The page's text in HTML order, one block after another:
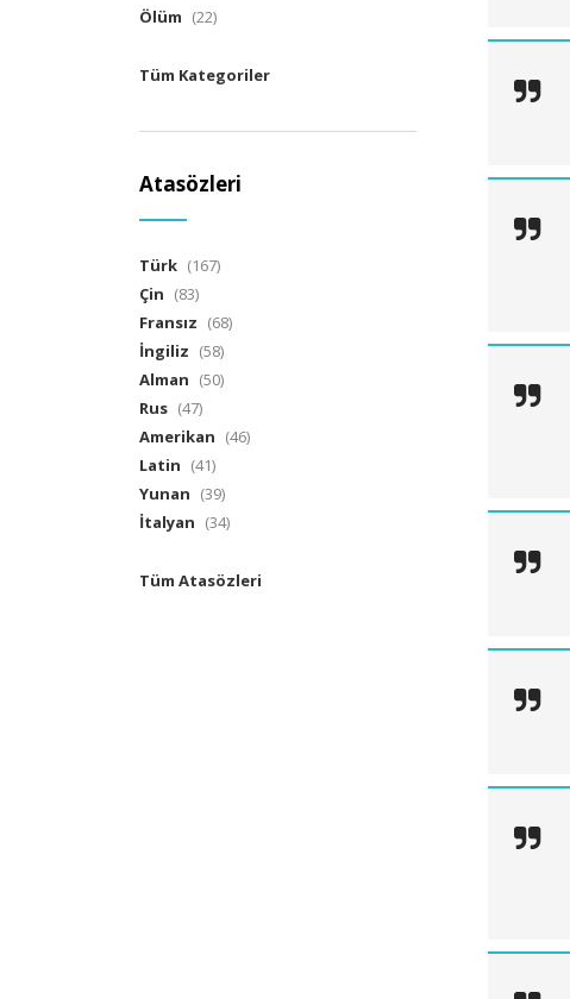
Ölüm (22)
Tüm Kategoriler
Atasözleri
Türk (167)
Çin (83)
Fransız (68)
İngiliz (58)
Alman (50)
Rus (47)
Amerikan (46)
Latin (41)
Yunan (39)
İtalyan (34)
Tüm Atasözleri